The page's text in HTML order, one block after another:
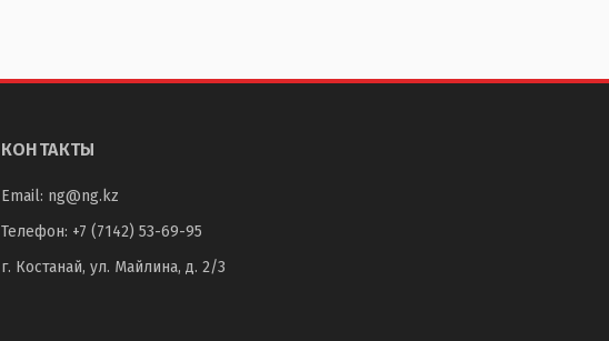
КОНТАКТЫ
Email: ng@ng.kz
Телефон: +7 (7142) 53-69-95
г. Костанай, ул. Майлина, д. 2/3